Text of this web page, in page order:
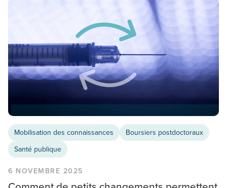
Mobilisation des connaissances
Boursiers postdoctoraux
Santé publique
6 NOVEMBRE 2025